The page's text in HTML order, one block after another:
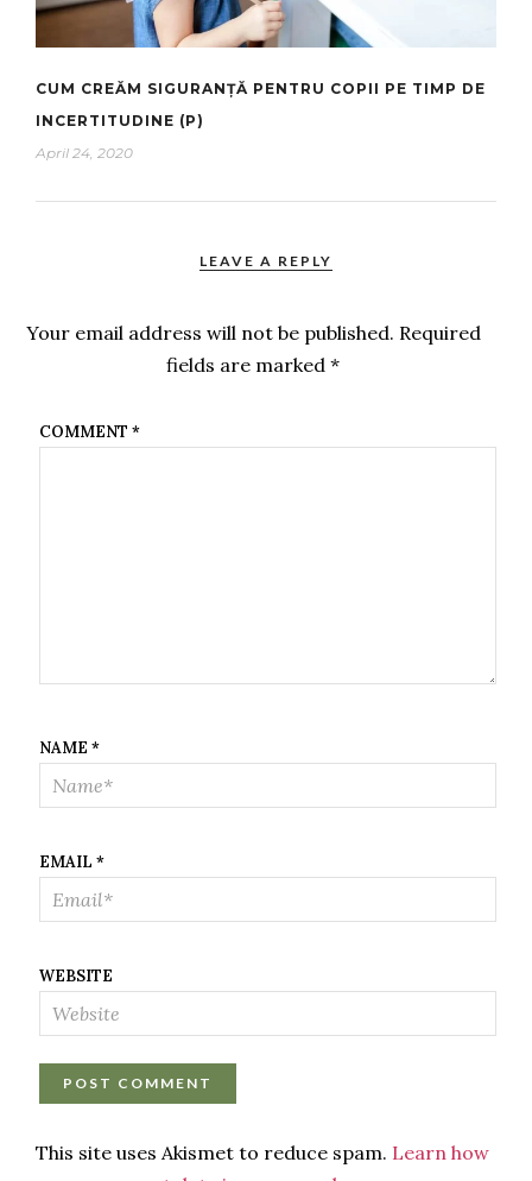
CUM CREĂM SIGURANȚĂ PENTRU COPII PE TIMP DE
INCERTITUDINE (P)
April 24, 2020
LEAVE A REPLY
Your email address will not be published. Required
fields are marked*
COMMENT *
NAME *
EMAIL *
WEBSITE
This site uses Akismet to reduce spam. Learn how